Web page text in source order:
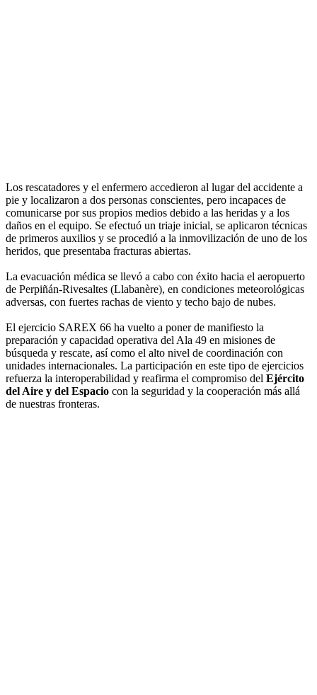
Los rescatadores y el enfermero accedieron al lugar del accidente a
pie y localizaron a dos personas conscientes, pero incapaces de
comunicarse por sus propios medios debido a las heridas y a los
daños en el equipo. Se efectuó un triaje inicial, se aplicaron técnicas
de primeros auxilios y se procedió a la inmovilización de uno de los
heridos, que presentaba fracturas abiertas.
La evacuación médica se llevó a cabo con éxito hacia el aeropuerto
de Perpiñán-Rivesaltes (Llabanère), en condiciones meteorológicas
adversas, con fuertes rachas de viento y techo bajo de nubes.
El ejercicio SAREX 66 ha vuelto a poner de manifiesto la
preparación y capacidad operativa del Ala 49 en misiones de
búsqueda y rescate, así como el alto nivel de coordinación con
unidades internacionales. La participación en este tipo de ejercicios
refuerza la interoperabilidad y reafirma el compromiso del Ejército
del Aire y del Espacio con la seguridad y la cooperación más allá
de nuestras fronteras.